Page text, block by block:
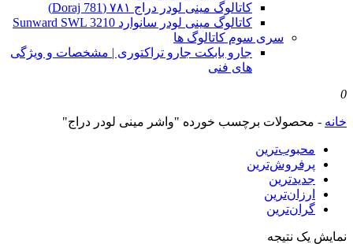
کاتالوگ مینی لودر دراج ۷۸۱ (Doraj 781)
کاتالوگ مینی لودر سانوارد Sunward SWL 3210
سری سوم کاتالوگ ها
جارو بابکت جارو تراکتوری | مشخصات و ویژگی
های فنی
0
خانه - محصولات برچسب خورده "واشر مینی لودر دراج"
محبوب‌ترین
پرفروش‌ترین
جدیدترین
ارزان‌ترین
گران‌ترین
نمایش یک نتیجه